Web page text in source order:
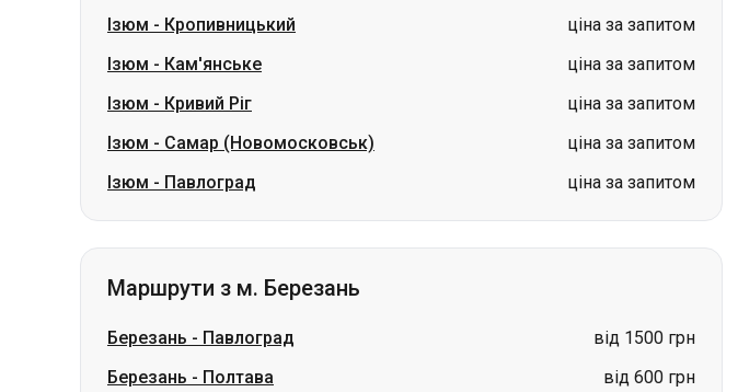
Ізюм-Самар (Новомосковськ)
ціна за запитом
Ізюм-Павлоград ціна за запитом
Маршрути з м. Березань
Березань-Павлоград
від 1500 грн
Березань - Лозова
Березань-Олександрівка
від 1900 грн
Березань-Вінниця
ціна за запитом